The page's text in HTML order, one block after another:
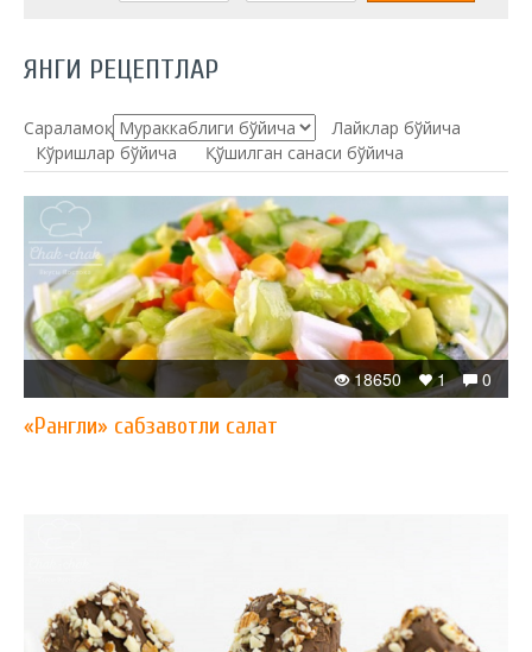
ЯНГИ РЕЦЕПТЛАР
Сараламоқ:
Лайклар бўйича
Кўришлар бўйича
Қўшилган санаси бўйича
0
1
18650
«Рангли» сабзавотли салат